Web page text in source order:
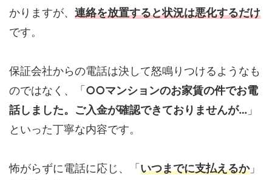
かりますが、 連絡を放置すると状況は悪化するだけ
です。
保証会社からの電話は決して怒鳴りつけるようなも
のではなく、「 ○○マンションのお家賃の件でお電
話しました。ご入金が確認できておりませんが… 」
といった丁寧な内容です。
怖がらずに電話に応じ、「 いつまでに支払えるか」